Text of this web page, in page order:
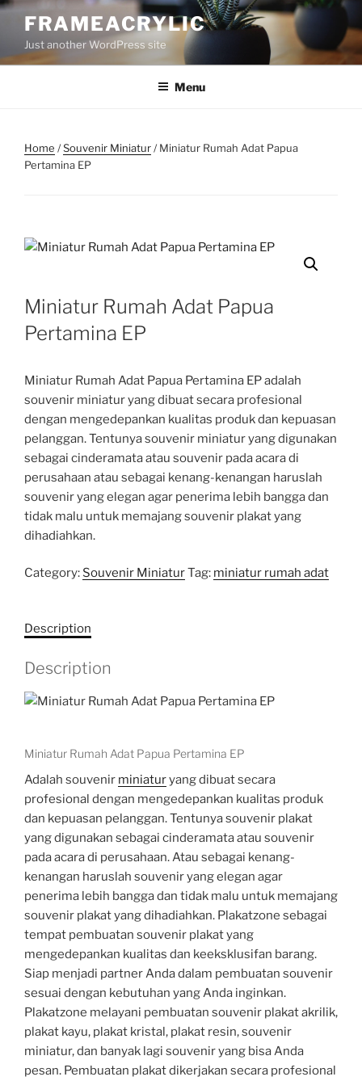
Skip
content
FRAMEACRYLIC
Just another WordPress site
Menu
Home /Souvenir Miniatur/ Miniatur Rumah Adat Papua
Pertamina EP
Miniatur Rumah Adat Papua
Pertamina EP
Miniatur Rumah Adat Papua Pertamina EP adalah
souvenir miniatur yang dibuat secara profesional
dengan mengedepankan kualitas produk dan kepuasan
pelanggan. Tentunya souvenir miniatur yang digunakan
sebagai cinderamata atau souvenir pada acara di
perusahaan atau sebagai kenang-kenangan haruslah
souvenir yang elegan agar penerima lebih bangga dan
tidak malu untuk memajang souvenir plakat yang
dihadiahkan.
Category: Souvenir MiniaturTag: miniatur rumah adat
Description
Description
Miniatur Rumah Adat Papua Pertamina EP
Adalah souvenir miniaturyang dibuat secara
profesional dengan mengedepankan kualitas produk
dan kepuasan pelanggan. Tentunya souvenir plakat
yang digunakan sebagai cinderamata atau souvenir
pada acara di perusahaan. Atau sebagai kenang-
kenangan haruslah souvenir yang elegan agar
penerima lebih bangga dan tidak malu untuk memajang
souvenir plakat yang dihadiahkan. Plakatzone sebagai
tempat pembuatan souvenir plakat yang
mengedepankan kualitas dan keeksklusifan barang.
Siap menjadi partner Anda dalam pembuatan souvenir
sesuai dengan kebutuhan yang Anda inginkan.
Plakatzone melayani pembuatan souvenir plakat akrilik,
plakat kayu, plakat kristal, plakat resin, souvenir
miniatur, dan banyak lagi souvenir yang bisa Anda
pesan. Pembuatan plakat dikerjakan secara profesional